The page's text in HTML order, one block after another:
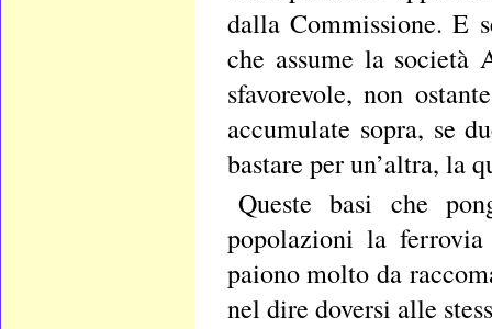
dalla Commissione. E
che assume la
sfavorevole, non
accumulate sopra, se
bastare per un’altra, la
Queste basi che
popolazioni la
paiono molto da
nel dire doversi alle